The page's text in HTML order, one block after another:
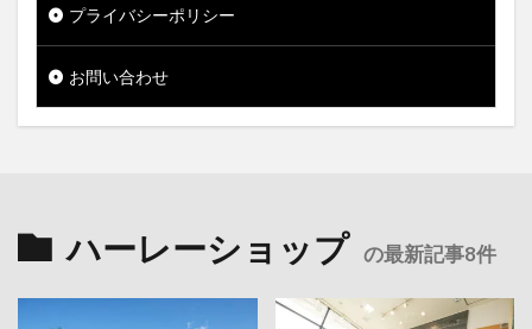
プライバシーポリシー
お問い合わせ
ハーレーショップ の最新記事8件